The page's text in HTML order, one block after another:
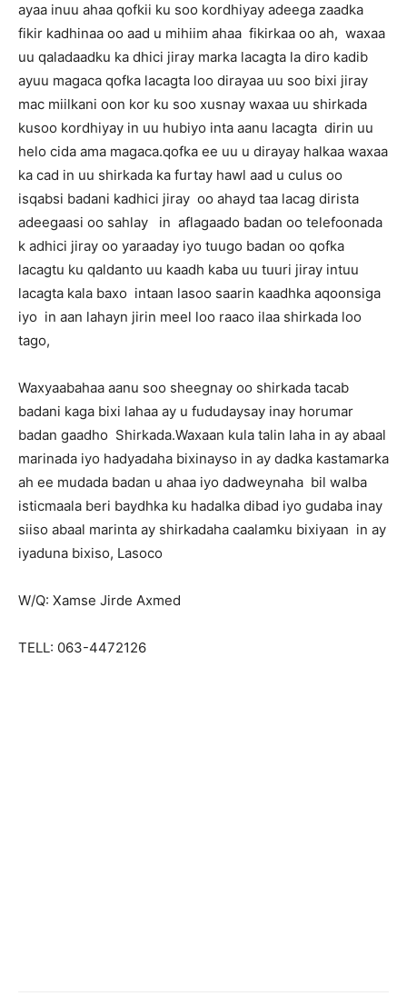
ayaa inuu ahaa qofkii ku soo kordhiyay adeega zaadka
fikir kadhinaa oo aad u mihiim ahaa fikirkaa oo ah, waxaa
uu qaladaadku ka dhici jiray marka lacagta la diro kadib
ayuu magaca qofka lacagta loo dirayaa uu soo bixi jiray
mac miilkani oon kor ku soo xusnay waxaa uu shirkada
kusoo kordhiyay in uu hubiyo inta aanu lacagta dirin uu
helo cida ama magaca.qofka ee uu u dirayay halkaa waxaa
ka cad in uu shirkada ka furtay hawl aad u culus oo
isqabsi badani kadhici jiray oo ahayd taa lacag dirista
adeegaasi oo sahlay in aflagaado badan oo telefoonada
k adhici jiray oo yaraaday iyo tuugo badan oo qofka
lacagtu ku qaldanto uu kaadh kaba uu tuuri jiray intuu
lacagta kala baxo intaan lasoo saarin kaadhka aqoonsiga
iyo in aan lahayn jirin meel loo raaco ilaa shirkada loo
tago,
Waxyaabahaa aanu soo sheegnay oo shirkada tacab
badani kaga bixi lahaa ay u fududaysay inay horumar
badan gaadho Shirkada.Waxaan kula talin laha in ay abaal
marinada iyo hadyadaha bixinayso in ay dadka kastamarka
ah ee mudada badan u ahaa iyo dadweynaha bil walba
isticmaala beri baydhka ku hadalka dibad iyo gudaba inay
siiso abaal marinta ay shirkadaha caalamku bixiyaan in ay
iyaduna bixiso, Lasoco
W/Q: Xamse Jirde Axmed
TELL: 063-4472126